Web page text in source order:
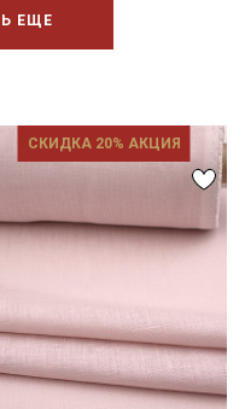
ЕЩЕ
СКИДКА 20% АКЦИЯ